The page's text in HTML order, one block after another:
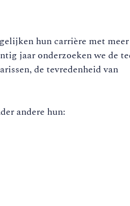
hun carrière met meer
jaar onderzoeken we de
de tevredenheid van
andere hun: